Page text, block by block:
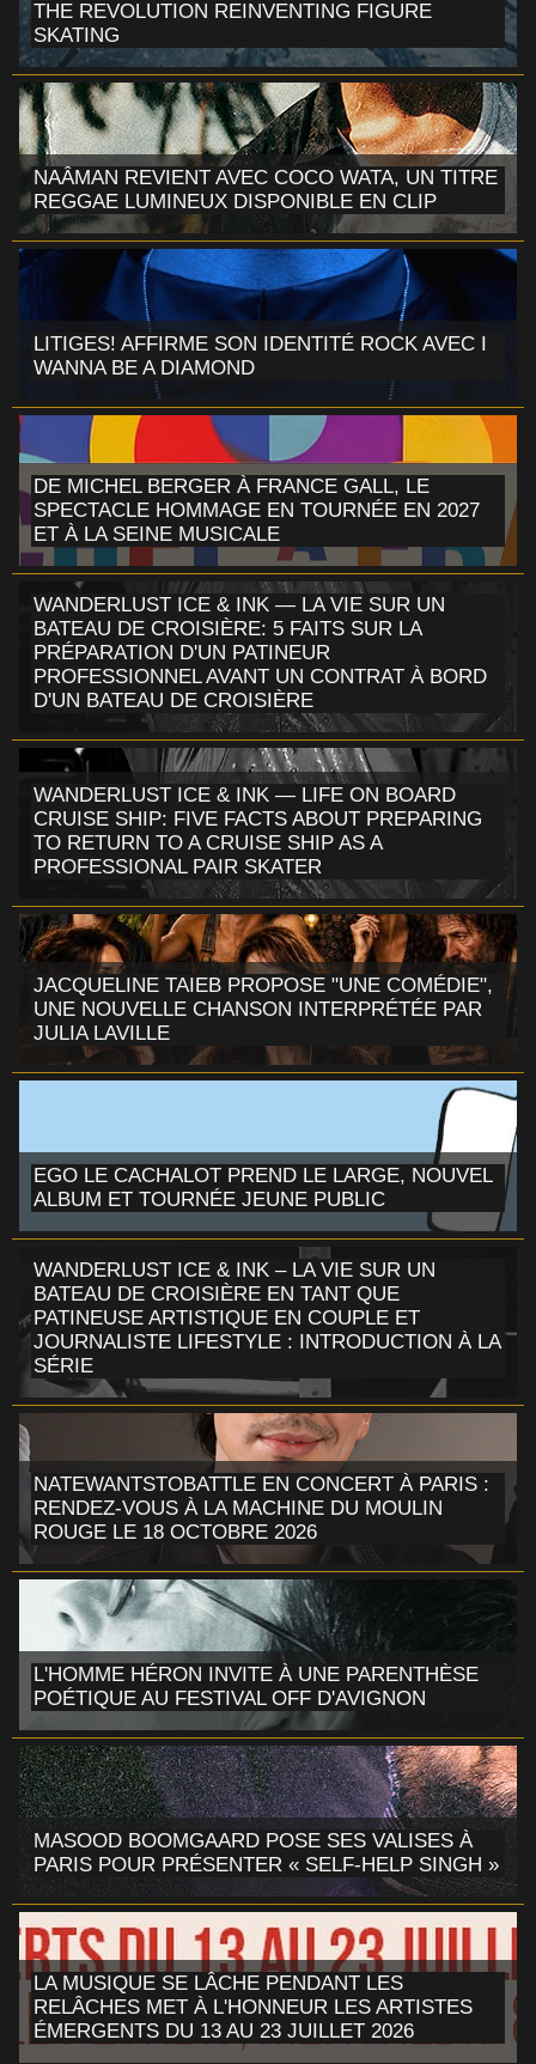
THE REVOLUTION REINVENTING FIGURE
SKATING
NAÂMAN REVIENT AVEC COCO WATA, UN TITRE
REGGAE LUMINEUX DISPONIBLE EN CLIP
LITIGES! AFFIRME SON IDENTITÉ ROCK AVEC I
WANNA BE A DIAMOND
DE MICHEL BERGER À FRANCE GALL, LE
SPECTACLE HOMMAGE EN TOURNÉE EN 2027
ET À LA SEINE MUSICALE
WANDERLUST ICE & INK — LA VIE SUR UN
BATEAU DE CROISIÈRE: 5 FAITS SUR LA
PRÉPARATION D'UN PATINEUR
PROFESSIONNEL AVANT UN CONTRAT À BORD
D'UN BATEAU DE CROISIÈRE
WANDERLUST ICE & INK — LIFE ON BOARD
CRUISE SHIP: FIVE FACTS ABOUT PREPARING
TO RETURN TO A CRUISE SHIP AS A
PROFESSIONAL PAIR SKATER
JACQUELINE TAIEB PROPOSE "UNE COMÉDIE",
UNE NOUVELLE CHANSON INTERPRÉTÉE PAR
JULIA LAVILLE
EGO LE CACHALOT PREND LE LARGE, NOUVEL
ALBUM ET TOURNÉE JEUNE PUBLIC
WANDERLUST ICE & INK – LA VIE SUR UN
BATEAU DE CROISIÈRE EN TANT QUE
PATINEUSE ARTISTIQUE EN COUPLE ET
JOURNALISTE LIFESTYLE : INTRODUCTION À LA
SÉRIE
NATEWANTSTOBATTLE EN CONCERT À PARIS :
RENDEZ-VOUS À LA MACHINE DU MOULIN
ROUGE LE 18 OCTOBRE 2026
L'HOMME HÉRON INVITE À UNE PARENTHÈSE
POÉTIQUE AU FESTIVAL OFF D'AVIGNON
MASOOD BOOMGAARD POSE SES VALISES À
PARIS POUR PRÉSENTER « SELF-HELP SINGH »
LA MUSIQUE SE LÂCHE PENDANT LES
RELÂCHES MET À L'HONNEUR LES ARTISTES
ÉMERGENTS DU 13 AU 23 JUILLET 2026